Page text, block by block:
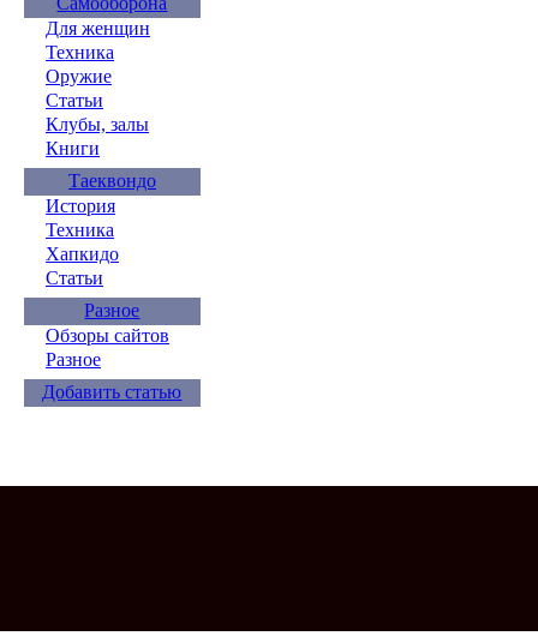
Для женщин
Техника
Оружие
Статьи
Клубы, залы
Книги
Таеквондо
История
Техника
Хапкидо
Статьи
Разное
Обзоры сайтов
Разное
Добавить статью